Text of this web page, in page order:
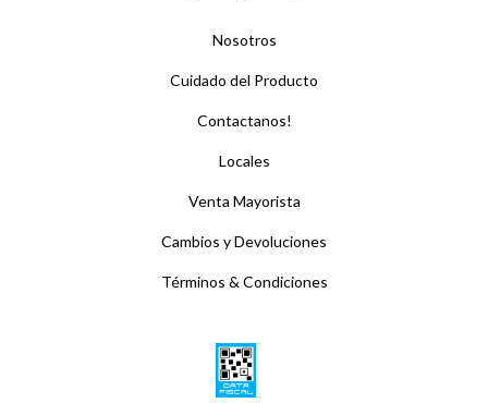
Nosotros
Cuidado del Producto
Contactanos!
Locales
Venta Mayorista
Cambios y Devoluciones
Términos & Condiciones